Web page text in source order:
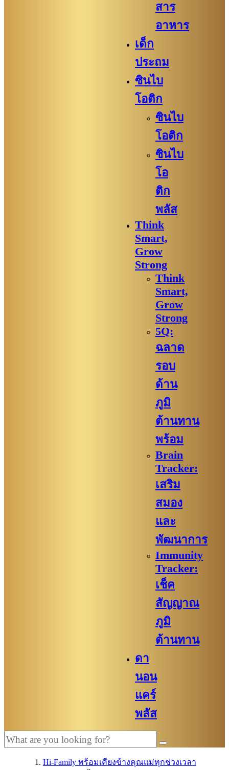
สาร
อาหาร
เด็ก
ประถม
ซินไบ
โอติก
ซินไบ
โอติก
ซินไบ
โอ
ติก
พลัส
Think
Smart,
Grow
Strong
Think
Smart,
Grow
Strong
5Q:
ฉลาด
รอบ
ด้าน
ภูมิ
ต้านทาน
พร้อม
Brain
Tracker:
เสริม
สมอง
และ
พัฒนาการ
Immunity
Tracker:
เช็ค
สัญญาณ
ภูมิ
ต้านทาน
ดา
นอน
แคร์
พลัส
Hi-Family พร้อมเคียงข้างคุณแม่ทุกช่วงเวลา